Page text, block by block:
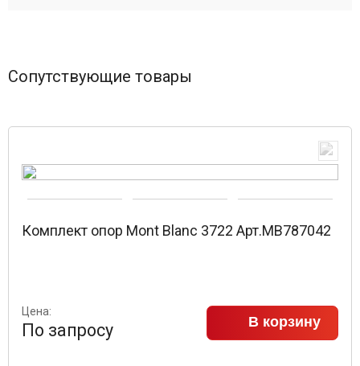
Сопутствующие товары
Комплект опор Mont Blanc 3722 Арт.MB787042
Цена:
По запросу В корзину